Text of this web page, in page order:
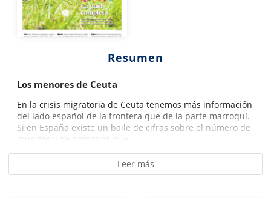
Resumen
Los menores de Ceuta
En la crisis migratoria de Ceuta tenemos más información
del lado español de la frontera que de la parte marroquí.
Si en España existe un baile de cifras sobre el número de
muertos y de personas que...
Leer más